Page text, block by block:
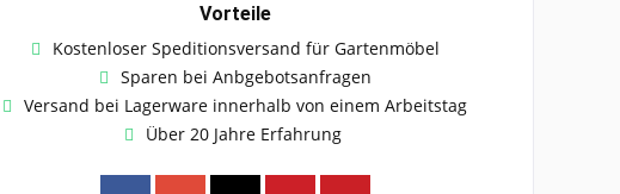
Vorteile
Kostenloser Speditionsversand für Gartenmöbel
Sparen bei Anbgebotsanfragen
Versand bei Lagerware innerhalb von einem Arbeitstag
Über 20 Jahre Erfahrung